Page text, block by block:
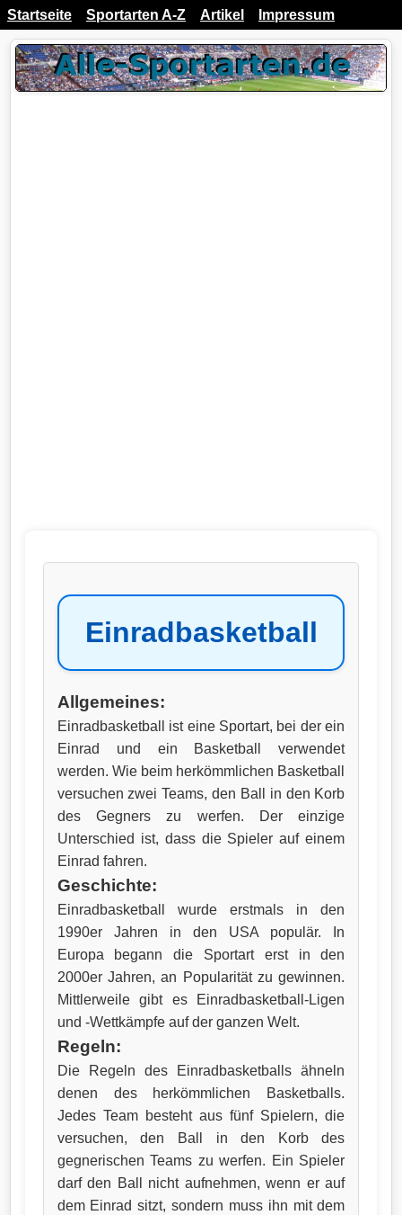
Startseite Sportarten A-Z Artikel Impressum
Einradbasketball
Allgemeines:
Einradbasketball ist eine Sportart, bei der ein
Einrad und ein Basketball verwendet
werden. Wie beim herkömmlichen Basketball
versuchen zwei Teams, den Ball in den Korb
des Gegners zu werfen. Der einzige
Unterschied ist, dass die Spieler auf einem
Einrad fahren.
Geschichte:
Einradbasketball wurde erstmals in den
1990er Jahren in den USA populär. In
Europa begann die Sportart erst in den
2000er Jahren, an Popularität zu gewinnen.
Mittlerweile gibt es Einradbasketball-Ligen
und -Wettkämpfe auf der ganzen Welt.
Regeln:
Die Regeln des Einradbasketballs ähneln
denen des herkömmlichen Basketballs.
Jedes Team besteht aus fünf Spielern, die
versuchen, den Ball in den Korb des
gegnerischen Teams zu werfen. Ein Spieler
darf den Ball nicht aufnehmen, wenn er auf
dem Einrad sitzt, sondern muss ihn mit dem